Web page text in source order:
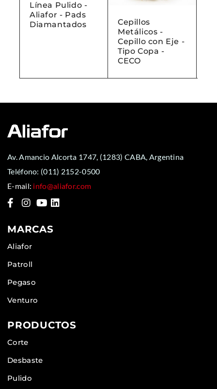
Línea Pulido -
Aliafor - Pads
Diamantados
Cepillos
Metálicos -
Cepillo con Eje -
Tipo Copa -
CECO
Av. Amancio Alcorta 1747, (1283) CABA, Argentina
Teléfono: (011) 2152-0500
E-mail: info@aliafor.com
MARCAS
Aliafor
Patroll
Pegaso
Venturo
PRODUCTOS
Corte
Desbaste
Pulido